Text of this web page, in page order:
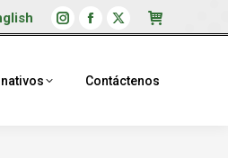
Instagram
opens
Facebook
opens
X
opens
Contáctenos